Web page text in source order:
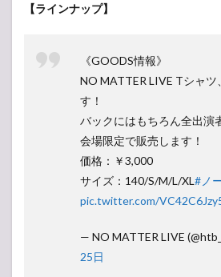
【ラインナップ】
《GOODS情報》
NO MATTER LIVE Tシャツ
す！
バックにはもちろん全出演
会場限定で販売します！
価格：￥3,000
サイズ：140/S/M/L/XL#ノ
pic.twitter.com/
— NO MATTER LIVE
25日